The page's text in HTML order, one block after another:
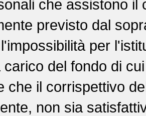
che assistono
previsto dal
per
del fondo di
che il corrispettivo
non sia